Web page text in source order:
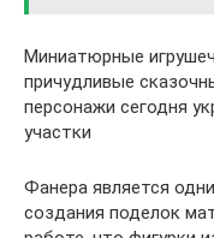
Миниатюрные
причудливые
персонажи сегодня
участки
Фанера является
создания поделок